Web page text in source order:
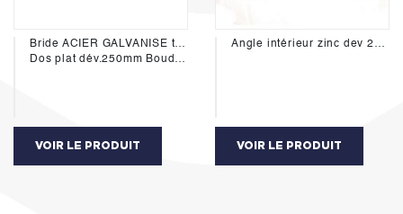
Bride ACIER GALVANISE type Vadot V
Dos plat dév.250mm Boudin 18mm pour fixation sur planche de rive ou chevron
VOIR LE PRODUIT
Angle intérieur zinc dev 250mm
VOIR LE PRODUIT